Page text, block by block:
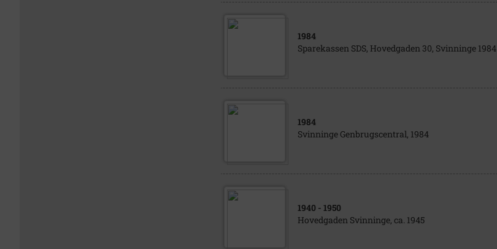
1984
Sparekassen SDS, Hovedgaden 30, Svinninge 1984
1984
Svinninge Genbrugscentral, 1984
1940 - 1950
Hovedgaden Svinninge, ca. 1945